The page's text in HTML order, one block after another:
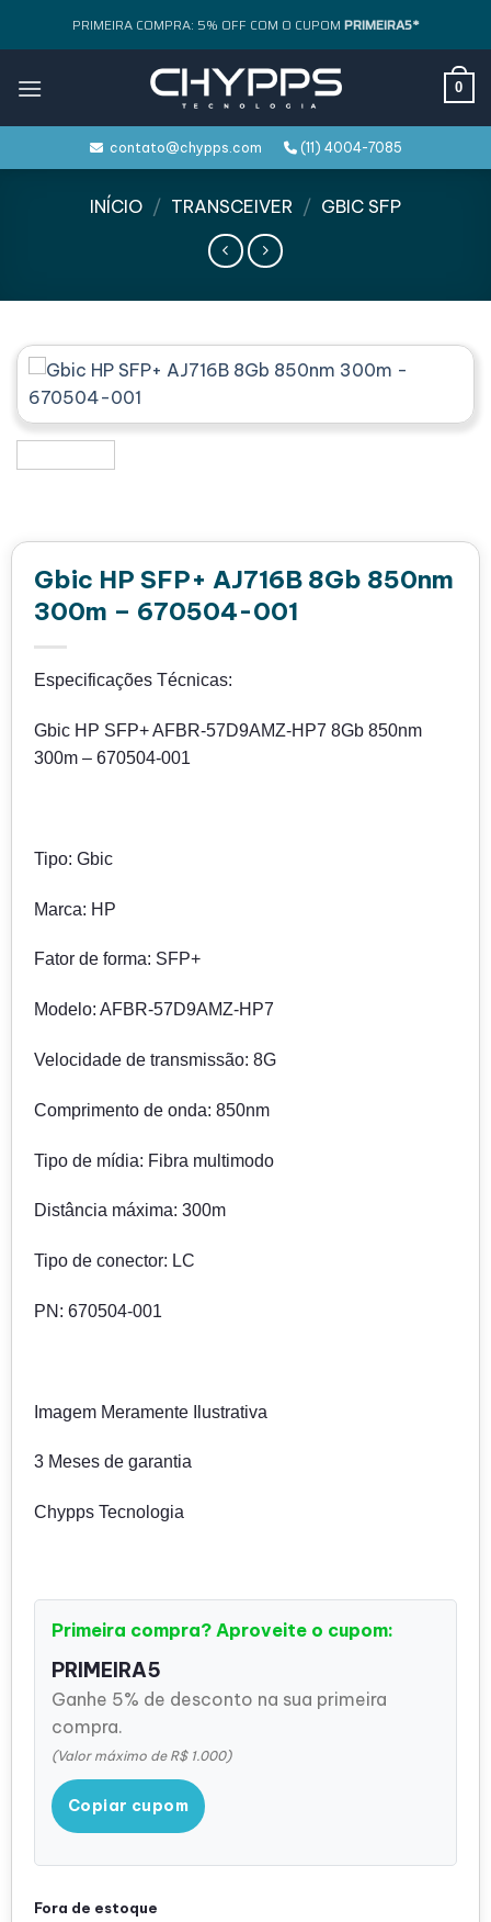
PRIMEIRA COMPRA: 5% OFF COM O CUPOM PRIMEIRA5*
0
contato@chypps.com (11) 4004-7085
INÍCIO / TRANSCEIVER / GBIC SFP
Gbic HP SFP+ AJ716B 8Gb 850nm
300m – 670504-001
Especificações Técnicas:
Gbic HP SFP+ AFBR-57D9AMZ-HP7 8Gb 850nm
300m – 670504-001
Tipo: Gbic
Marca: HP
Fator de forma: SFP+
Modelo: AFBR-57D9AMZ-HP7
Velocidade de transmissão: 8G
Comprimento de onda: 850nm
Tipo de mídia: Fibra multimodo
Distância máxima: 300m
Tipo de conector: LC
PN: 670504-001
Imagem Meramente Ilustrativa
3 Meses de garantia
Chypps Tecnologia
Primeira compra? Aproveite o cupom:
PRIMEIRA5
Ganhe 5% de desconto na sua primeira
compra.
(Valor máximo de R$ 1.000)
Copiar cupom
Fora de estoque